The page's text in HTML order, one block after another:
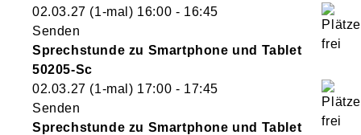
02.03.27 (1-mal) 16:00 - 16:45
Senden
Sprechstunde zu Smartphone und Tablet
50205-Sc
02.03.27 (1-mal) 17:00 - 17:45
Senden
Sprechstunde zu Smartphone und Tablet